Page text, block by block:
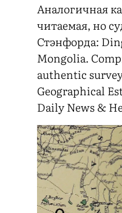
Аналогичная
читаемая, но
Стэнфорда:
Mongolia.
authentic
Geographical
Daily News &